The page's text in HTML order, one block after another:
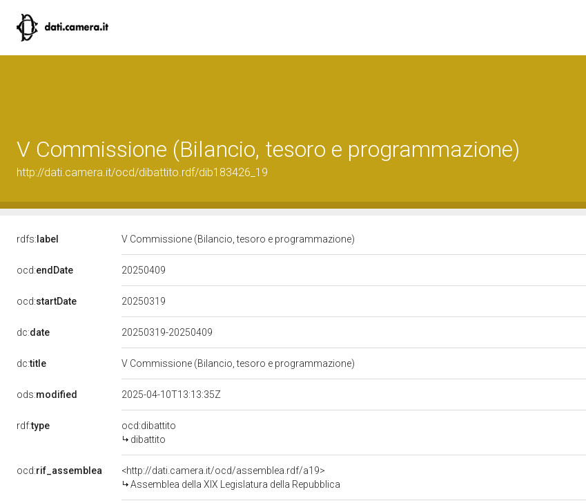
V Commissione (Bilancio, tesoro e programmazione)
http://dati.camera.it/ocd/dibattito.rdf/dib183426_19
rdfs: label V Commissione (Bilancio, tesoro e programmazione)
ocd:endDate 20250409
ocd:startDate 20250319
dc:date 20250319-20250409
dc:title V Commissione (Bilancio, tesoro e programmazione)
ods:modified 2025-04-10T13:13:35Z
rdf:type
ocd:dibattito
dibattito
ocd:rif_assemblea
<http://dati.camera.it/ocd/assemblea.rdf/a19>
Assemblea della XIX Legislatura della Repubblica